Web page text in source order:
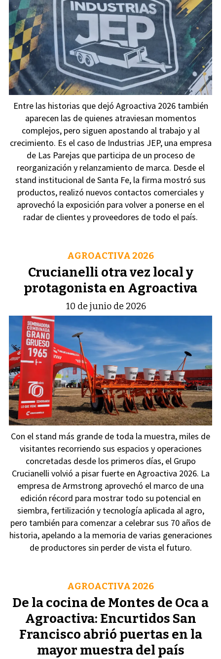
Entre las historias que dejó Agroactiva 2026 también
aparecen las de quienes atraviesan momentos
complejos, pero siguen apostando al trabajo y al
crecimiento. Es el caso de Industrias JEP, una empresa
de Las Parejas que participa de un proceso de
reorganización y relanzamiento de marca. Desde el
stand institucional de Santa Fe, la firma mostró sus
productos, realizó nuevos contactos comerciales y
aprovechó la exposición para volver a ponerse en el
radar de clientes y proveedores de todo el país.
Crucianelli otra vez local y
protagonista en Agroactiva
AGROACTIVA 2026
10 de junio de 2026
Con el stand más grande de toda la muestra, miles de
visitantes recorriendo sus espacios y operaciones
concretadas desde los primeros días, el Grupo
Crucianelli volvió a pisar fuerte en Agroactiva 2026. La
empresa de Armstrong aprovechó el marco de una
edición récord para mostrar todo su potencial en
siembra, fertilización y tecnología aplicada al agro,
pero también para comenzar a celebrar sus 70 años de
historia, apelando a la memoria de varias generaciones
de productores sin perder de vista el futuro.
De la cocina de Montes de Oca a
Agroactiva: Encurtidos San
Francisco abrió puertas en la
mayor muestra del país
AGROACTIVA 2026